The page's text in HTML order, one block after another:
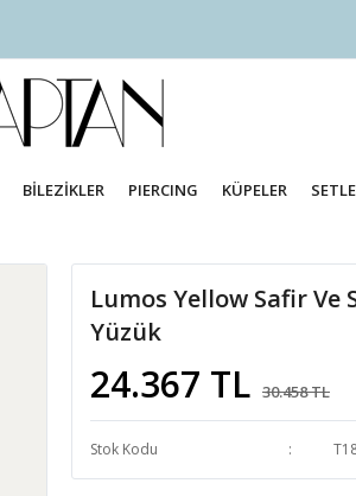
BİLEZİKLER PIERCING KÜPELER
Lumos Yellow Safir Ve
Yüzük
24.367 TL 30.458 TL
Stok Kodu